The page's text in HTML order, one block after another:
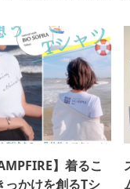
】着るこ
っかけを創るTシ